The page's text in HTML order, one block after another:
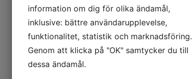
information om dig för olika ändamål,
inklusive: bättre användarupplevelse,
funktionalitet, statistik och marknadsföring.
Genom att klicka på "OK" samtycker du till
dessa ändamål.